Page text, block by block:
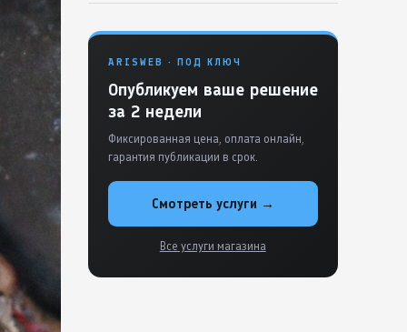
ARISWEB · ПОД КЛЮЧ
Опубликуем ваше решение
за 2 недели
Фиксированная цена, оплата онлайн,
гарантия публикации в срок.
Смотреть услуги →
Все услуги магазина